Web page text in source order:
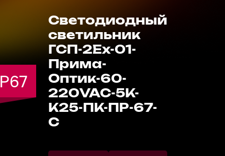
Светодиодный
светильник
ГСП-2Ех-01-
Прима-
Оптик-60-
220VAC-5К-
К25-ПК-ПР-67-
С